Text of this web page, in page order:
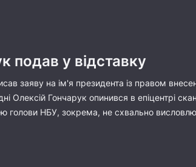
подав у відставку
заяву на ім'я президента із правом
Гончарук опинився в епіцентрі
голови НБУ, зокрема, не схвально